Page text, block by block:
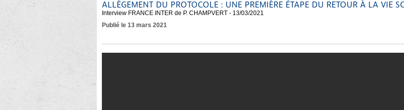
ALLÈGEMENT DU PROTOCOLE : UNE PREMIÈRE ÉTAPE DU RETOUR À LA VIE
Interview FRANCE INTER de P. CHAMPVERT - 13/03/2021
Publié le 13 mars 2021